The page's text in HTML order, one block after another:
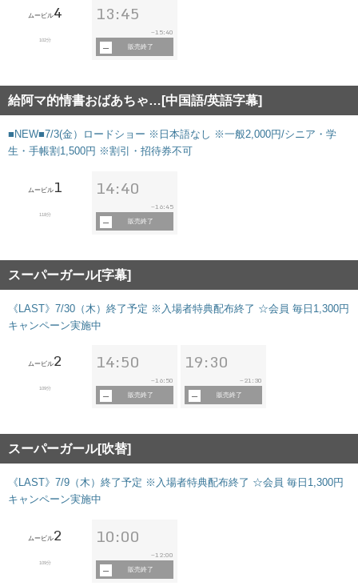
ムービル4
102分
13:45
~15:40
販売終了
給阿マ的情書おばあちゃ…[中国語/英語字幕]
■NEW■7/3(金）ロードショー ※日本語なし ※一般2,000円/シニア・学
生・手帳割1,500円 ※割引・招待券不可
ムービル 1
118分
14:40
~16:45
販売終了
スーパーガール[字幕]
《LAST》7/30（木）終了予定 ※入場者特典配布終了 ☆会員 毎日1,300円
キャンペーン実施中
ムービル2
109分
14:50
~16:50
販売終了
19:30
~ 21:30
販売終了
スーパーガール[吹替]
《LAST》7/9（木）終了予定 ※入場者特典配布終了 ☆会員 毎日1,300円
キャンペーン実施中
ムービル2
109分
10:00
~12:00
販売終了